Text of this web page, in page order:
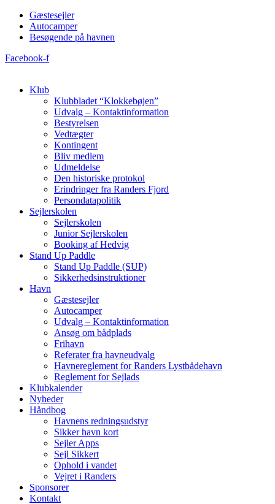
Videre
indhold
Gæstesejler
Autocamper
Besøgende på havnen
Facebook-f
Klub
Klubbladet “Klokkebøjen”
Udvalg – Kontaktinformation
Bestyrelsen
Vedtægter
Kontingent
Bliv medlem
Udmeldelse
Den historiske protokol
Erindringer fra Randers Fjord
Persondatapolitik
Sejlerskolen
Sejlerskolen
Junior Sejlerskolen
Booking af Hedvig
Stand Up Paddle
Stand Up Paddle (SUP)
Sikkerhedsinstruktioner
Havn
Gæstesejler
Autocamper
Udvalg – Kontaktinformation
Ansøg om bådplads
Frihavn
Referater fra havneudvalg
Havnereglement for Randers Lystbådehavn
Reglement for Sejlads
Klubkalender
Nyheder
Håndbog
Havnens redningsudstyr
Sikker havn kort
Sejler Apps
Sejl Sikkert
Ophold i vandet
Vejret i Randers
Sponsorer
Kontakt